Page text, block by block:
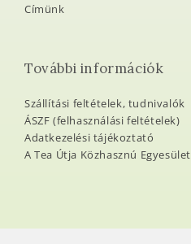
Címünk
További információk
Szállítási feltételek, tudnivalók
ÁSZF (felhasználási feltételek)
Adatkezelési tájékoztató
A Tea Útja Közhasznú Egyesület